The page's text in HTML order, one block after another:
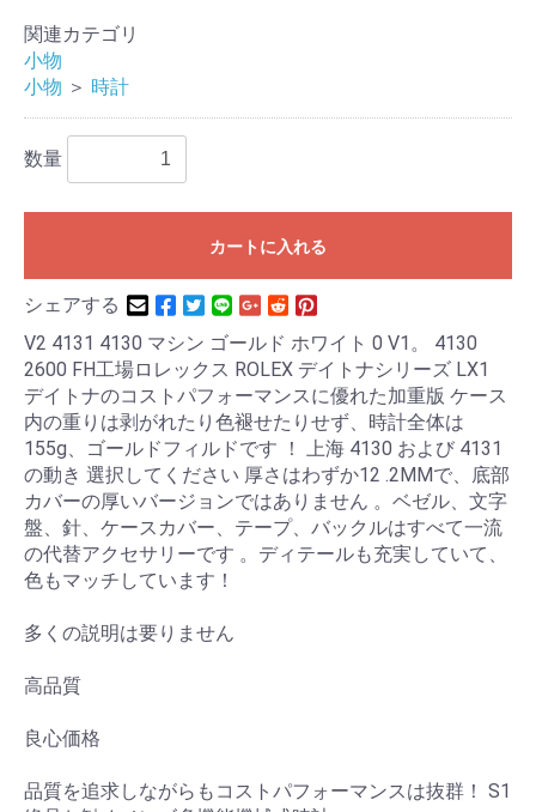
関連カテゴリ
小物
小物 ＞ 時計
数量
カートに入れる
シェアする
V2 4131 4130 マシン ゴールド ホワイト 0 V1。 4130
2600 FH工場ロレックス ROLEX デイトナシリーズ LX1
デイトナのコストパフォーマンスに優れた加重版 ケース
内の重りは剥がれたり色褪せたりせず、時計全体は
155g、ゴールドフィルドです ！ 上海 4130 および 4131
の動き 選択してください 厚さはわずか12 .2MMで、底部
カバーの厚いバージョンではありません 。ベゼル、文字
盤、針、ケースカバー、テープ、バックルはすべて一流
の代替アクセサリーです 。ディテールも充実していて、
色もマッチしています！
多くの説明は要りません
高品質
良心価格
品質を追求しながらもコストパフォーマンスは抜群！ S1